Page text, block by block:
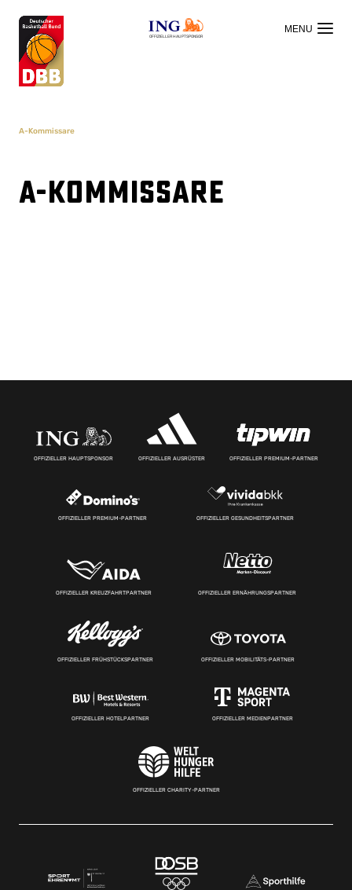
OFFIZIELLER HAUPTSPONSOR
A-Kommissare
A-Kommissare
OFFIZIELLER HAUPTSPONSOR OFFIZIELLER AUSRÜSTER OFFIZIELLER PREMIUM-PARTNER
OFFIZIELLER PREMIUM-PARTNER OFFIZIELLER GESUNDHEITSPARTNER
OFFIZIELLER KREUZFAHRTPARTNER OFFIZIELLER ERNÄHRUNGSPARTNER
OFFIZIELLER FRÜHSTÜCKSPARTNER OFFIZIELLER MOBILITÄTS-PARTNER
OFFIZIELLER HOTELPARTNER OFFIZIELLER MEDIENPARTNER
OFFIZIELLER CHARITY-PARTNER